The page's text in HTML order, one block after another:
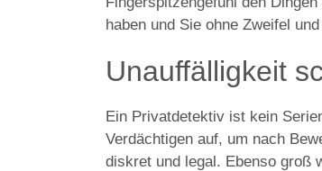
haben und Sie ohne Zweifel
Unauffälligkeit
Ein Privatdetektiv ist kein
Verdächtigen auf, um nach
diskret und legal. Ebenso groß